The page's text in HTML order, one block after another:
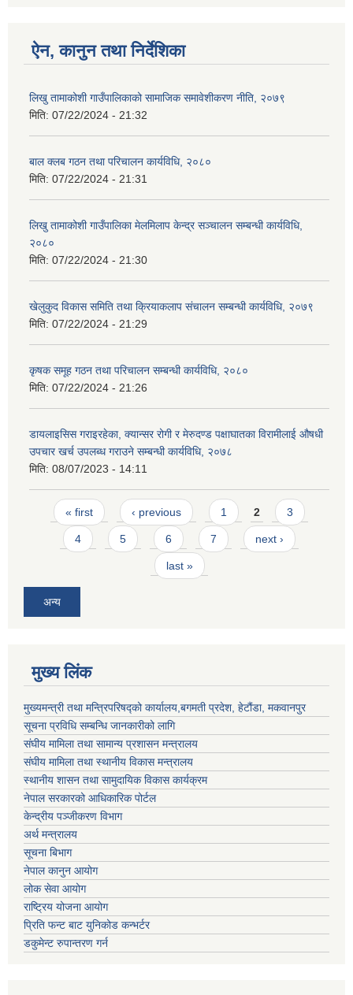
ऐन, कानुन तथा निर्देशिका
लिखु तामाकोशी गाउँपालिकाको सामाजिक समावेशीकरण नीति, २०७९
मिति: 07/22/2024 - 21:32
बाल क्लब गठन तथा परिचालन कार्यविधि, २०८०
मिति: 07/22/2024 - 21:31
लिखु तामाकोशी गाउँपालिका मेलमिलाप केन्द्र सञ्चालन सम्बन्धी कार्यविधि,
२०८०
मिति: 07/22/2024 - 21:30
खेलुकुद विकास समिति तथा क्रियाकलाप संचालन सम्बन्धी कार्यविधि, २०७९
मिति: 07/22/2024 - 21:29
कृषक समूह गठन तथा परिचालन सम्बन्धी कार्यविधि, २०८०
मिति: 07/22/2024 - 21:26
डायलाइसिस गराइरहेका, क्यान्सर रोगी र मेरुदण्ड पक्षाघातका विरामीलाई औषधी
उपचार खर्च उपलब्ध गराउने सम्बन्धी कार्यविधि, २०७८
मिति: 08/07/2023 - 14:11
Pages
« first ‹ previous 1 2 3
4 5 6 7 next ›
last »
अन्य
मुख्य लिंक
मुख्यमन्त्री तथा मन्त्रिपरिषद्को कार्यालय,बगमती प्रदेश, हेटौंडा, मकवानपुर
सूचना प्रविधि सम्बन्धि जानकारीको लागि
संघीय मामिला तथा सामान्य प्रशासन मन्त्रालय
संघीय मामिला तथा स्थानीय विकास मन्त्रालय
स्थानीय शासन तथा सामुदायिक विकास कार्यक्रम
नेपाल सरकारको आधिकारिक पोर्टल
केन्द्रीय पञ्जीकरण विभाग
अर्थ मन्त्रालय
सूचना बिभाग
नेपाल कानुन आयोग
लोक सेवा आयोग
राष्ट्रिय योजना आयोग
प्रिति फन्ट बाट युनिकोड कन्भर्टर
डकुमेन्ट रुपान्तरण गर्न